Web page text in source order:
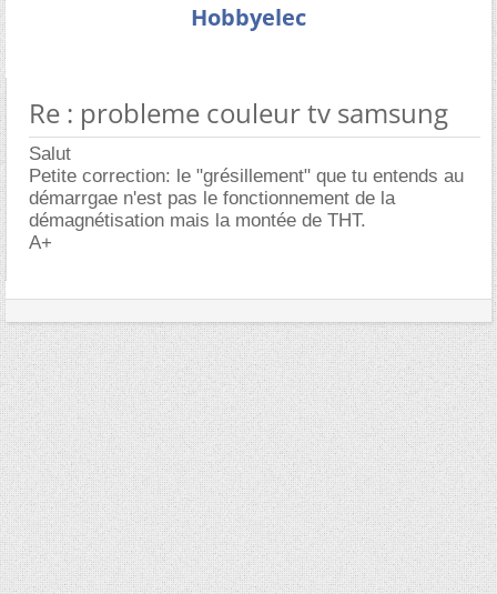
Hobbyelec
Re : probleme couleur tv samsung
Salut
Petite correction: le "grésillement" que tu entends au
démarrgae n'est pas le fonctionnement de la
démagnétisation mais la montée de THT.
A+